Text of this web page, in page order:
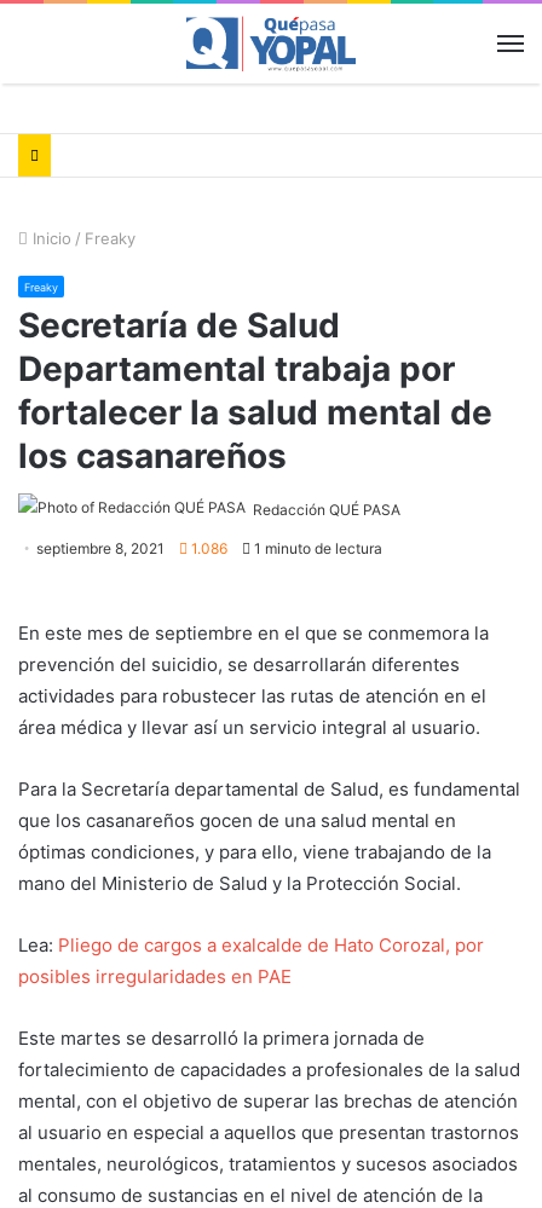
Inicio / Freaky
Freaky
Secretaría de Salud
Departamental trabaja por
fortalecer la salud mental de
los casanareños
Redacción QUÉ PASA
septiembre 8, 2021 1.086 1 minuto de lectura
En este mes de septiembre en el que se conmemora la
prevención del suicidio, se desarrollarán diferentes
actividades para robustecer las rutas de atención en el
área médica y llevar así un servicio integral al usuario.
Para la Secretaría departamental de Salud, es fundamental
que los casanareños gocen de una salud mental en
óptimas condiciones, y para ello, viene trabajando de la
mano del Ministerio de Salud y la Protección Social.
Lea: Pliego de cargos a exalcalde de Hato Corozal, por
posibles irregularidades en PAE
Este martes se desarrolló la primera jornada de
fortalecimiento de capacidades a profesionales de la salud
mental, con el objetivo de superar las brechas de atención
al usuario en especial a aquellos que presentan trastornos
mentales, neurológicos, tratamientos y sucesos asociados
al consumo de sustancias en el nivel de atención de la